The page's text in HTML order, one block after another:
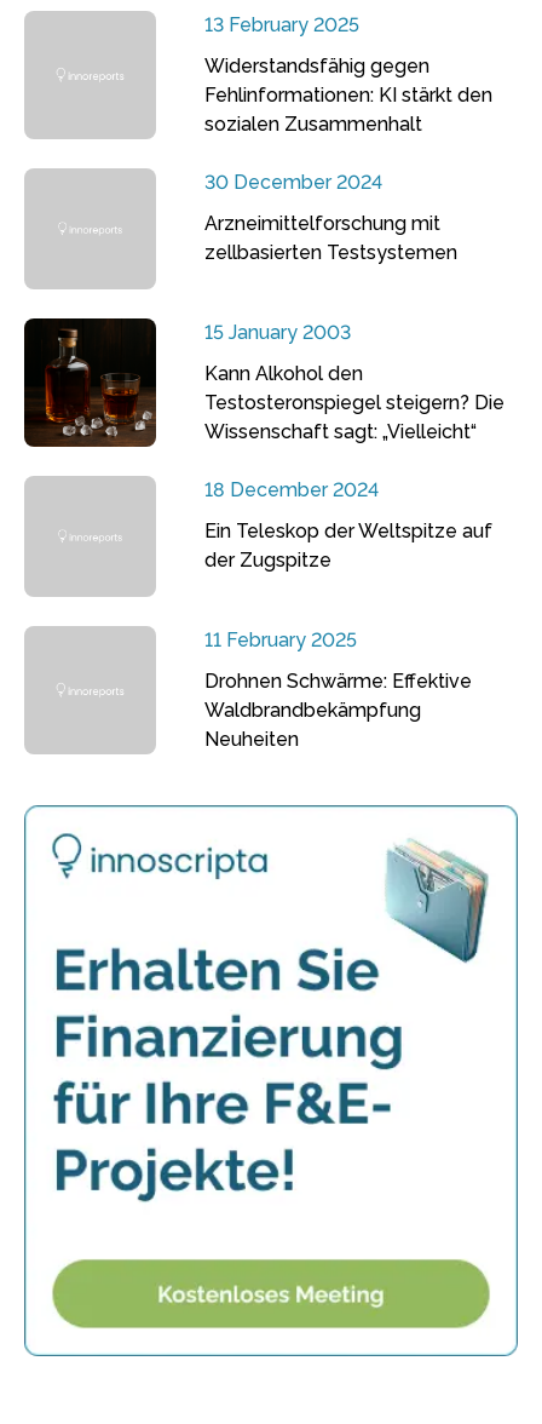
13 February 2025
Widerstandsfähig gegen
Fehlinformationen: KI stärkt den
sozialen Zusammenhalt
30 December 2024
Arzneimittelforschung mit
zellbasierten Testsystemen
15 January 2003
Kann Alkohol den
Testosteronspiegel steigern? Die
Wissenschaft sagt: „Vielleicht“
18 December 2024
Ein Teleskop der Weltspitze auf
der Zugspitze
11 February 2025
Drohnen Schwärme: Effektive
Waldbrandbekämpfung
Neuheiten